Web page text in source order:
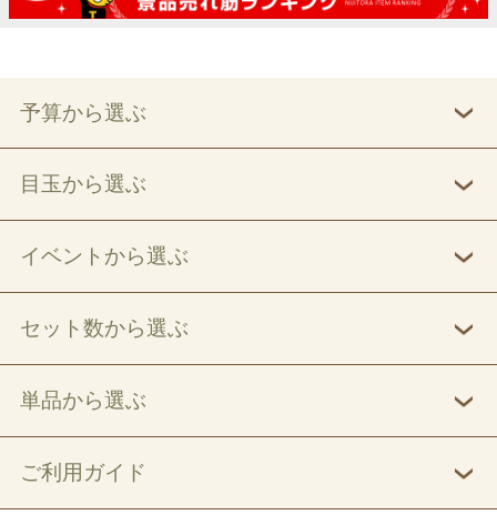
予算から選ぶ
目玉から選ぶ
イベントから選ぶ
セット数から選ぶ
単品から選ぶ
ご利用ガイド